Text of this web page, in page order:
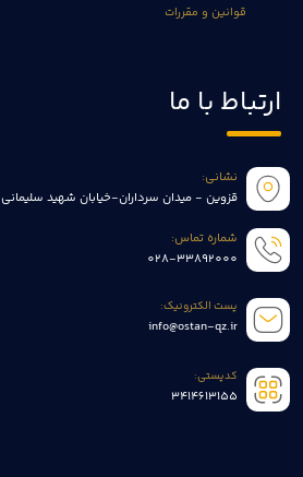
قوانین و مقررات
ارتباط با ما
نشانی:
قزوین - میدان سرداران-خیابان شهید سلیمانی
شماره تماس:
028-33892000
پست الکترونیک:
info@ostan-qz.ir
کدپستی:
3414613155